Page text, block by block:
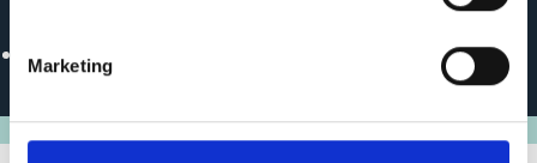
Marketing
Frankfurt School of Finance & Management gGmbH